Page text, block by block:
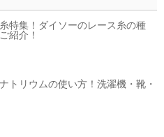
特集！ダイソーのレース糸の種
紹介！
トリウムの使い方！洗濯機・靴・